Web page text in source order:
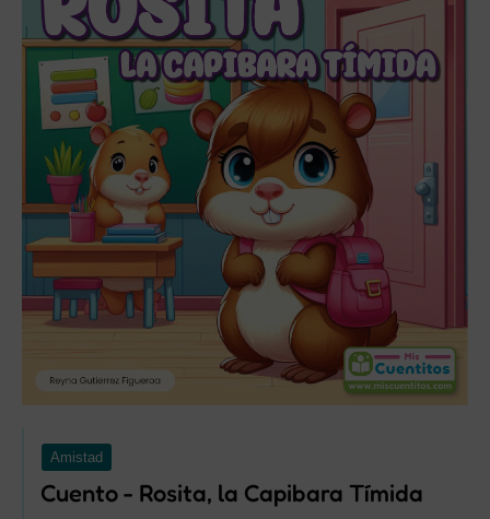
Amistad
Cuento - Rosita, la Capibara Tímida